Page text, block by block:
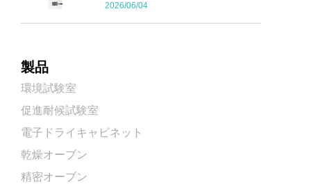
2026/06/04
製品
環境試験室
促進耐候試験室
電子ドライキャビネット
乾燥オーブン
精密オーブン